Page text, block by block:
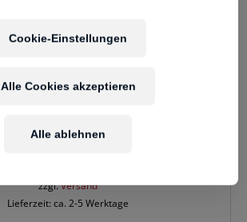
37,90
zzgl.Versand
Lieferzeit: ca. 2-5 Werktage
Cookie-Einstellungen
Alle ablehnen
Alle Cookies akzeptieren